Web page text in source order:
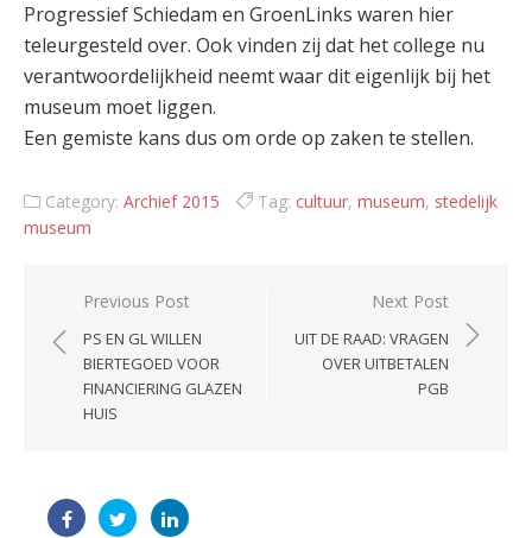
Progressief Schiedam en GroenLinks waren hier
teleurgesteld over. Ook vinden zij dat het college nu
verantwoordelijkheid neemt waar dit eigenlijk bij het
museum moet liggen.
Een gemiste kans dus om orde op zaken te stellen.
Category: Archief 2015 Tag: cultuur, museum, stedelijk
museum
Post
navigation
Previous Post
PS EN GL WILLEN
BIERTEGOED VOOR
FINANCIERING GLAZEN
HUIS
Next Post
UIT DE RAAD: VRAGEN
OVER UITBETALEN
PGB